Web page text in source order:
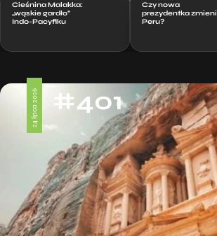
Cieśnina Malakka:
„wąskie gardło”
Indo-Pacyfiku
Czy nowa
prezydentka zmieni
Peru?
24 lipca 2026 #401